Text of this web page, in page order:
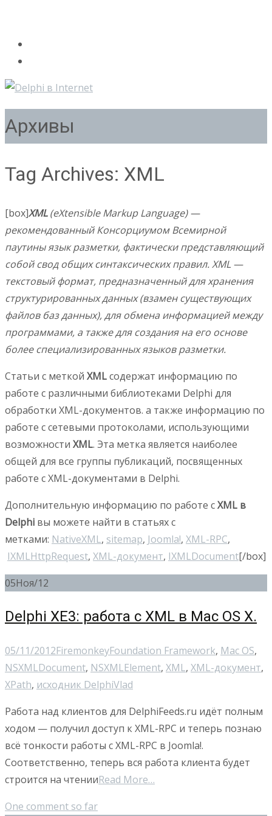
Архивы
Tag Archives: XML
[box]XML(eXtensible Markup Language) —
рекомендованный Консорциумом Всемирной
паутины язык разметки, фактически представляющий
собой свод общих синтаксических правил. XML —
текстовый формат, предназначенный для хранения
структурированных данных (взамен существующих
файлов баз данных), для обмена информацией между
программами, а также для создания на его основе
более специализированных языков разметки.
Статьи с меткой XMLсодержат информацию по
работе с различными библиотеками Delphi для
обработки XML-документов. а также информацию по
работе с сетевыми протоколами, использующими
возможности XML. Эта метка является наиболее
общей для все группы публикаций, посвященных
работе с XML-документами в Delphi.
Дополнительную информацию по работе сXML в
Delphi вы можете найти в статьях с
метками: NativeXML, sitemap, Joomla!, XML-RPC,
IXMLHttpRequest, XML-документ, IXMLDocument[/box]
05Ноя/12
Delphi XE3: работа с XML в Mac OS X.
05/11/2012FiremonkeyFoundation Framework, Mac OS,
NSXMLDocument, NSXMLElement, XML, XML-документ,
XPath, исходник DelphiVlad
Работа над клиентов для DelphiFeeds.ru идёт полным
ходом — получил доступ к XML-RPC и теперь познаю
всё тонкости работы с XML-RPC в Joomla!.
Соответственно, теперь вся работа клиента будет
строится на чтенииRead More…
One comment so far